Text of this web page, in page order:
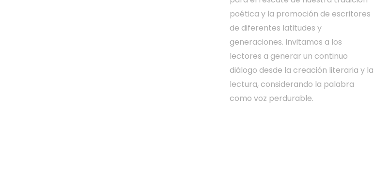
poética y la promoción de escritores
de diferentes latitudes y
generaciones. Invitamos a los
lectores a generar un continuo
diálogo desde la creación literaria y la
lectura, considerando la palabra
como voz perdurable.